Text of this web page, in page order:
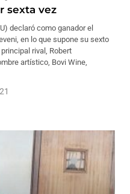
sexta vez
declaró como ganador el
en lo que supone su sexto
rival, Robert
artístico, Bovi Wine,